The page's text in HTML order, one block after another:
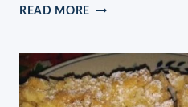
READ MORE SCHNELLER
KUCHEN
REZEPT